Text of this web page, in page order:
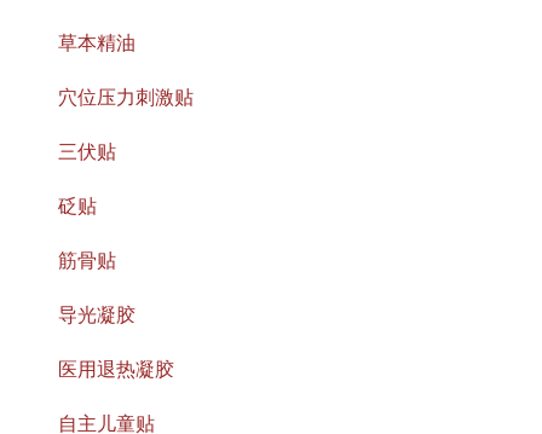
草本精油
穴位压力刺激贴
三伏贴
砭贴
筋骨贴
导光凝胶
医用退热凝胶
自主儿童贴